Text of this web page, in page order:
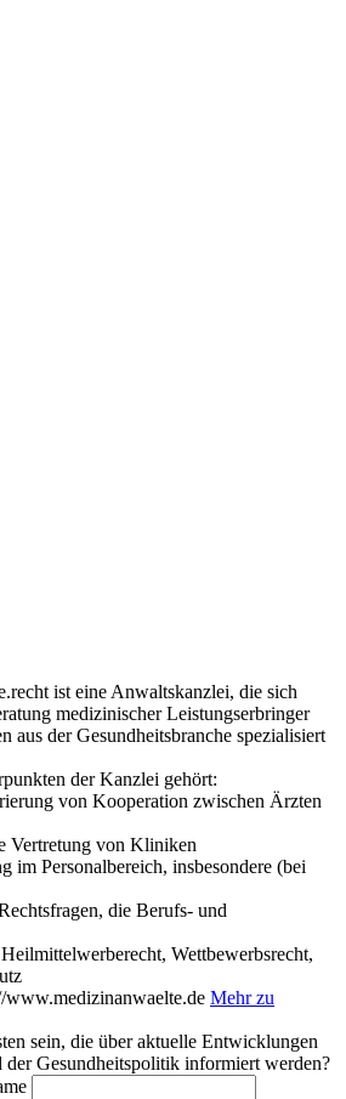
ist eine Anwaltskanzlei, die sich
medizinischer Leistungserbringer
aus der Gesundheitsbranche spezialisiert
der Kanzlei gehört:
von Kooperation zwischen Ärzten
Vertretung von Kliniken
im Personalbereich, insbesondere (bei
die Berufs- und
Wettbewerbsrecht,
www.medizinanwaelte.de Mehr zu
sein, die über aktuelle Entwicklungen
der Gesundheitspolitik informiert werden?